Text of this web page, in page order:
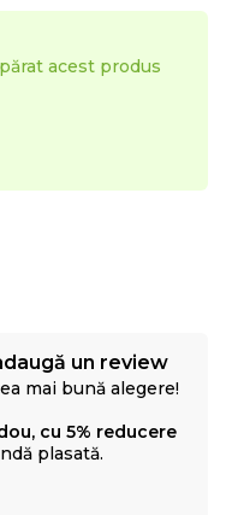
pentru
corpului,
mod egal, reducand
in timpul somnului.
acest produs
un review
mai bună alegere!
cu 5% reducere
plasată.